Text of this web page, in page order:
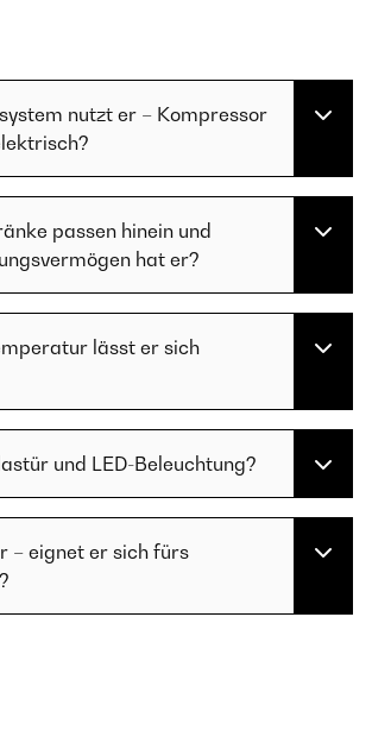
nutzt er – Kompressor
passen hinein und
hat er?
lässt er sich
und LED-Beleuchtung?
– eignet er sich fürs